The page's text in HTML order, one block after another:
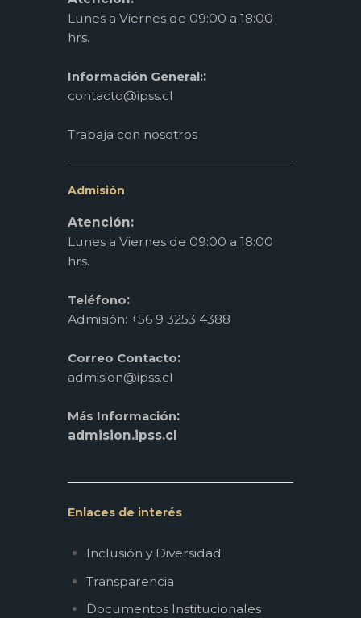
Lunes a Viernes de 09:00 a 18:00
hrs.
Información General::
contacto@ipss.cl
Trabaja con nosotros
Admisión
Atención:
Lunes a Viernes de 09:00 a 18:00
hrs.
Teléfono:
Admisión: +56 9 3253 4388
Correo Contacto:
admision@ipss.cl
Más Información:
admision.ipss.cl
Enlaces de interés
Inclusión y Diversidad
Transparencia
Documentos Institucionales